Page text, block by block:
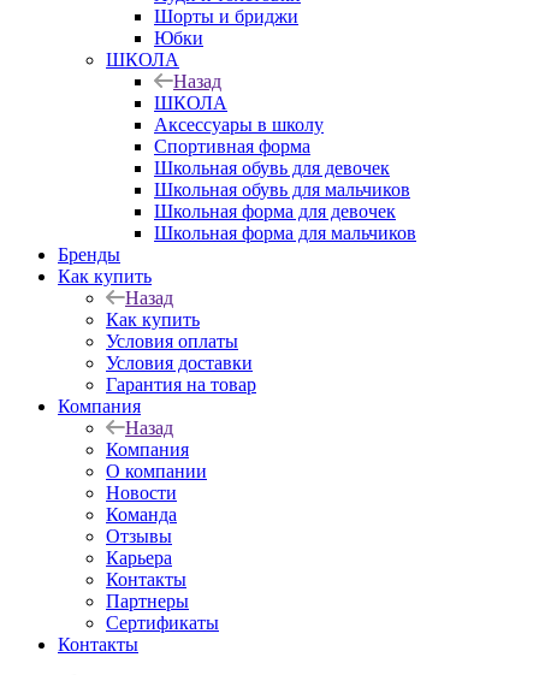
Шорты и бриджи
Юбки
ШКОЛА
Назад
ШКОЛА
Аксессуары в школу
Спортивная форма
Школьная обувь для девочек
Школьная обувь для мальчиков
Школьная форма для девочек
Школьная форма для мальчиков
Бренды
Как купить
Назад
Как купить
Условия оплаты
Условия доставки
Гарантия на товар
Компания
Назад
Компания
О компании
Новости
Команда
Отзывы
Карьера
Контакты
Партнеры
Сертификаты
Контакты